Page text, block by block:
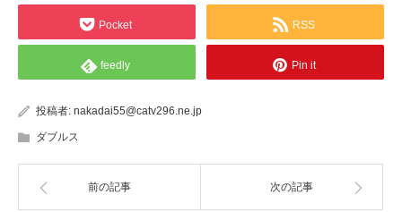
Pocket RSS
feedly Pin it
投稿者: nakadai55@catv296.ne.jp
ダブルス
前の記事 次の記事